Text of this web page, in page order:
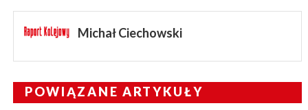
Michał Ciechowski
POWIĄZANE ARTYKUŁY